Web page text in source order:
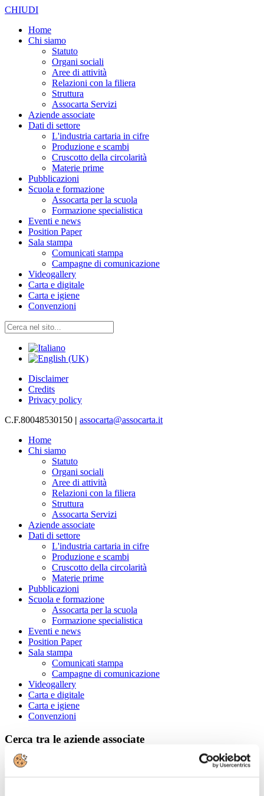
CHIUDI
Home
Chi siamo
Statuto
Organi sociali
Aree di attività
Relazioni con la filiera
Struttura
Assocarta Servizi
Aziende associate
Dati di settore
L'industria cartaria in cifre
Produzione e scambi
Cruscotto della circolarità
Materie prime
Pubblicazioni
Scuola e formazione
Assocarta per la scuola
Formazione specialistica
Eventi e news
Position Paper
Sala stampa
Comunicati stampa
Campagne di comunicazione
Videogallery
Carta e digitale
Carta e igiene
Convenzioni
Disclaimer
Credits
Privacy policy
C.F.80048530150 | assocarta@assocarta.it
Home
Chi siamo
Statuto
Organi sociali
Aree di attività
Relazioni con la filiera
Struttura
Assocarta Servizi
Aziende associate
Dati di settore
L'industria cartaria in cifre
Produzione e scambi
Cruscotto della circolarità
Materie prime
Pubblicazioni
Scuola e formazione
Assocarta per la scuola
Formazione specialistica
Eventi e news
Position Paper
Sala stampa
Comunicati stampa
Campagne di comunicazione
Videogallery
Carta e digitale
Carta e igiene
Convenzioni
Cerca tra le aziende associate
Ragione Sociale